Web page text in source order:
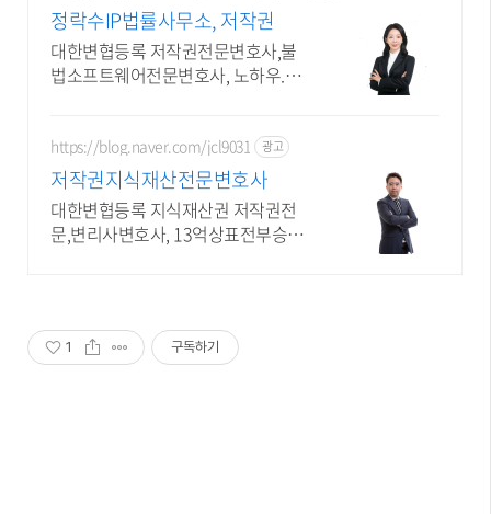
정락수IP법률사무소, 저작권
대한변협등록 저작권전문변호사,불
법소프트웨어전문변호사, 노하우.결
https://blog.naver.com/jcl9031 광고
저작권지식재산전문변호사
대한변협등록 지식재산권 저작권전
문,변리사변호사, 13억상표전부승소,
1 구독하기